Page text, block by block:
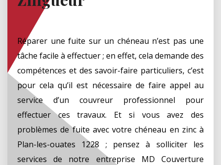
Réparer une fuite sur un chéneau n’est pas une
tâche facile à effectuer ; en effet, cela demande des
compétences et des savoir-faire particuliers, c’est
pour cela qu’il est nécessaire de faire appel au
service d’un couvreur professionnel pour
effectuer ces travaux. Et si vous avez des
problèmes de fuite avec votre chéneau en zinc à
Plan-les-ouates 1228 ; pensez à solliciter les
services de notre entreprise MD Couverture